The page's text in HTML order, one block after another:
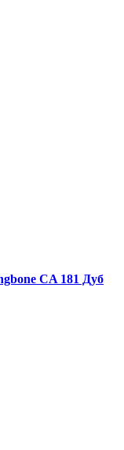
CA 181 Дуб